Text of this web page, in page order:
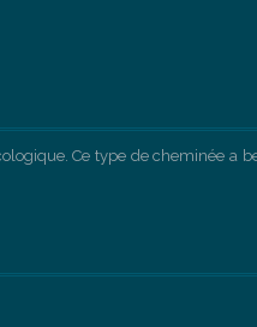
Ce type de cheminée a